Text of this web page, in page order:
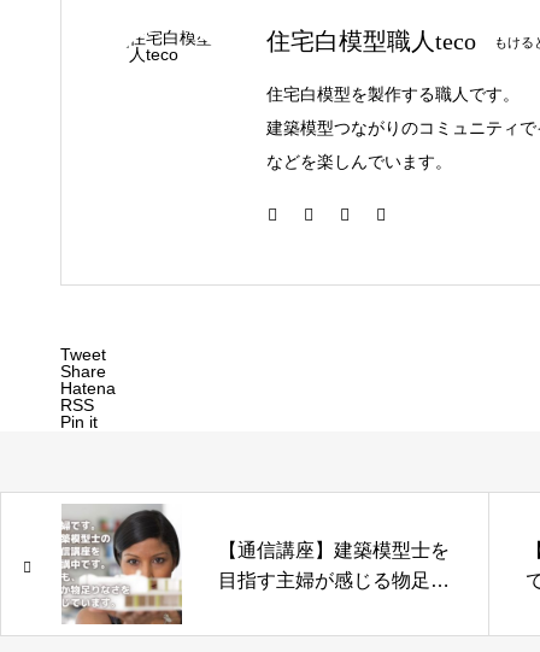
住宅白模型職人teco もける
住宅白模型を製作する職人です。
建築模型つながりのコミュニティ
などを楽しんでいます。
Tweet
Share
Hatena
RSS
Pin it
【通信講座】建築模型士を
目指す主婦が感じる物足り